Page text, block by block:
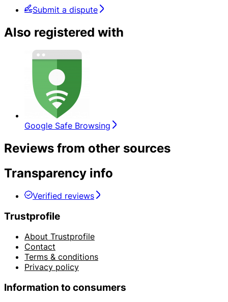
Submit a dispute
Also registered with
Google Safe Browsing
Reviews from other sources
Transparency info
Verified reviews
Trustprofile
About Trustprofile
Contact
Terms & conditions
Privacy policy
Information to consumers